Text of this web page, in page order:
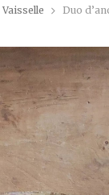
Vaisselle Duo